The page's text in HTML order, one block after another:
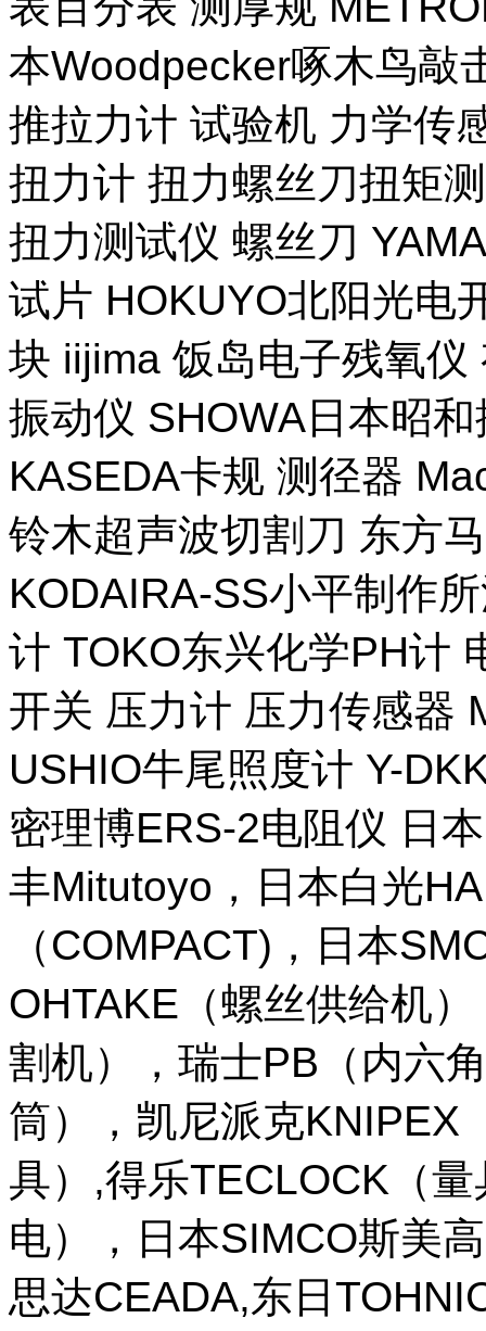
本Woodpecker啄木鸟敲
推拉力计 试验机 力学传
扭力计 扭力螺丝刀扭矩
扭力测试仪 螺丝刀
试片 HOKUYO北阳光电
块 iijima 饭岛电子残氧
振动仪 SHOWA日本昭
KASEDA卡规 测径器
铃木超声波切割刀 东方
KODAIRA-SS小平制作
计 TOKO东兴化学PH计
开关 压力计 压力传感器
USHIO牛尾照度计 Y-
密理博ERS-2电阻仪 日
丰Mitutoyo，日本白光
（COMPACT)，日本
OHTAKE（螺丝供给机
割机），瑞士PB（内六
筒），凯尼派克KNIPEX
具）,得乐TECLOCK（
电），日本SIMCO斯美
思达CEADA,东日